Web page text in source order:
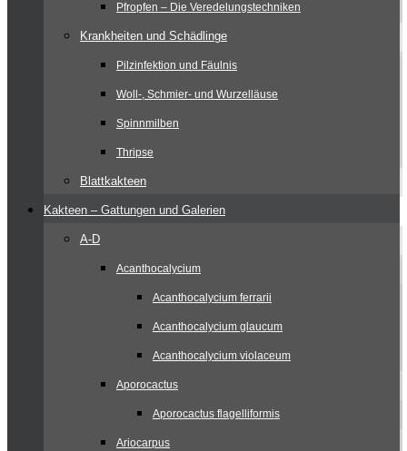
Pfropfen – Die Veredelungstechniken
Krankheiten und Schädlinge
Pilzinfektion und Fäulnis
Woll-, Schmier- und Wurzelläuse
Spinnmilben
Thripse
Blattkakteen
Kakteen – Gattungen und Galerien
A-D
Acanthocalycium
Acanthocalycium ferrarii
Acanthocalycium glaucum
Acanthocalycium violaceum
Aporocactus
Aporocactus flagelliformis
Ariocarpus